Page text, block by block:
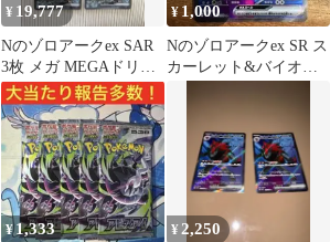
¥ 19,777
Nのゾロアークex SAR
3枚 メガ MEGAドリー
ムex 242/193
¥ 1,000
Nのゾロアークex SR ス
カーレット&バイオレ
¥ 1,333 ¥2,250